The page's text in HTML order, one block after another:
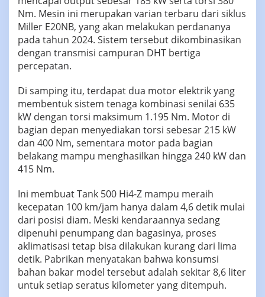
Nm. Mesin ini merupakan varian terbaru dari siklus
Miller E20NB, yang akan melakukan perdananya
pada tahun 2024. Sistem tersebut dikombinasikan
dengan transmisi campuran DHT bertiga
percepatan.
Di samping itu, terdapat dua motor elektrik yang
membentuk sistem tenaga kombinasi senilai 635
kW dengan torsi maksimum 1.195 Nm. Motor di
bagian depan menyediakan torsi sebesar 215 kW
dan 400 Nm, sementara motor pada bagian
belakang mampu menghasilkan hingga 240 kW dan
415 Nm.
Ini membuat Tank 500 Hi4-Z mampu meraih
kecepatan 100 km/jam hanya dalam 4,6 detik mulai
dari posisi diam. Meski kendaraannya sedang
dipenuhi penumpang dan bagasinya, proses
aklimatisasi tetap bisa dilakukan kurang dari lima
detik. Pabrikan menyatakan bahwa konsumsi
bahan bakar model tersebut adalah sekitar 8,6 liter
untuk setiap seratus kilometer yang ditempuh.